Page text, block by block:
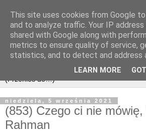
niedziela, 5 września 2021
(853) Czego ci nie mówię,
Rahman
This site uses cookies from Google
and to analyze traffic. Your IP
shared with Google along with
metrics to ensure quality of service,
statistics, and to detect and address
LEARN MORE